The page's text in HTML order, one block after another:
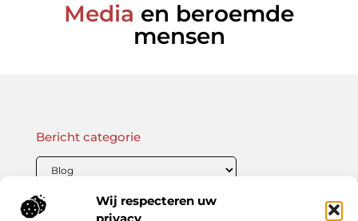
Wij respecteren uw
privacy
Media en beroemde
mensen
Onze informatie
Bericht categorie